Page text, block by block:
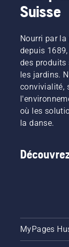
Suisse
Nourri par
depuis
des produits
les jardins.
convivialité,
où les
la danse.
MyPages